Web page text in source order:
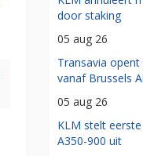
door staking
05 aug 26
Transavia
vanaf Brussels
05 aug 26
KLM stelt
A350-900 uit